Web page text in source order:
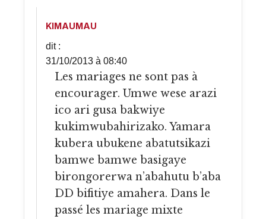
KIMAUMAU
dit :
31/10/2013 à 08:40
Les mariages ne sont pas à
encourager. Umwe wese arazi
ico ari gusa bakwiye
kukimwubahirizako. Yamara
kubera ubukene abatutsikazi
bamwe bamwe basigaye
birongorerwa n’abahutu b’aba
DD bifitiye amahera. Dans le
passé les mariage mixte